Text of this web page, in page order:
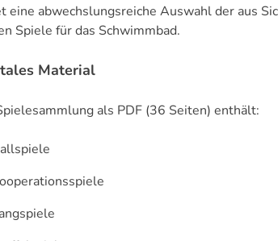
eine abwechslungsreiche Auswahl der aus
Spiele für das Schwimmbad.
Material
als PDF (36 Seiten) enthält: